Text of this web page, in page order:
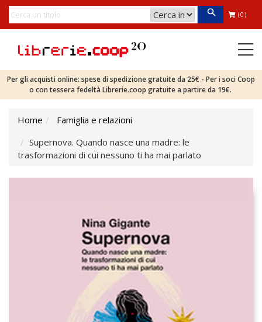
(0)
Per gli acquisti online: spese di spedizione gratuite da 25€ - Per i soci Coop
o con tessera fedeltà Librerie.coop gratuite a partire da 19€.
Home
Famiglia e relazioni
Supernova. Quando nasce una madre: le
trasformazioni di cui nessuno ti ha mai parlato